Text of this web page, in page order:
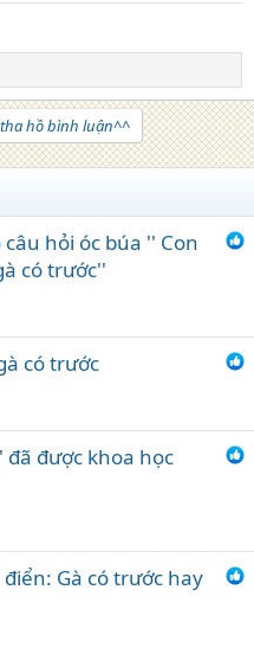
hồ bình luận^^
hỏi óc búa '' Con
có trước''
có trước
được khoa học
Gà có trước hay